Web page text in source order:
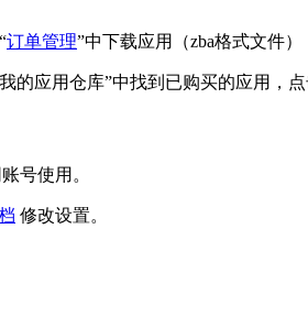
订单管理”中下载应用（zba格式文件
的应用仓库”中找到已购买的应用，
号使用。
修改设置。